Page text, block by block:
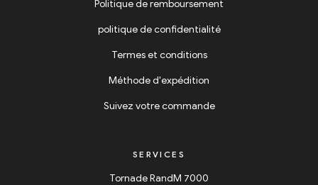
Politique de remboursement
politique de confidentialité
Termes et conditions
Méthode d'expédition
Suivez votre commande
SERVICES
Tornade RandM 7000